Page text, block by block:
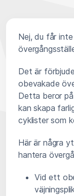
Nej, du får
Det är
obevakade
Detta beror
kan skapa
cyklister som
Här är några
hantera
Vid ett